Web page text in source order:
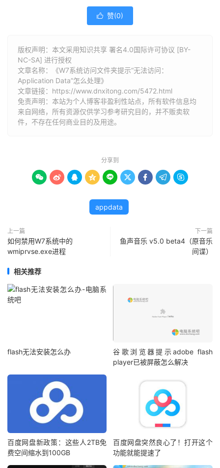
 赞(0)
版权声明：本文采用知识共享 署名4.0国际许可协议 [BY-
NC-SA] 进行授权
文章名称：《W7系统访问文件夹提示“无法访问：
Application Data”怎么处理》
文章链接： https://www.dnxitong.com/5472.html
免责声明：本站为个人博客非盈利性站点，所有软件信息均
来自网络，所有资源仅供学习参考研究目的，并不贩卖软
件，不存在任何商业目的及用途。
分享到
        
appdata
上一篇
如何禁用W7系统中的
wmiprvse.exe进程
下一篇
鱼声音乐 v5.0 beta4（原音乐
间谍）
相关推荐
flash无法安装怎么办
谷歌浏览器提示adobe flash
player已被屏蔽怎么解决
百度网盘新政策：这些人2TB免
费空间缩水到100GB
百度网盘突然良心了！打开这个
功能就能提速了